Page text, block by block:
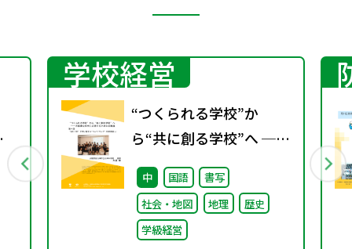
学校経営
“つくられる学校”か
ら“共に創る学校”へ ──
不確実な時代に応答する
小津中の実践 第一回 “当
たり前”を問い直すルー
ルメイキング（校則見直
中 国語
書写
社会・地図
地理
歴史
学級経営